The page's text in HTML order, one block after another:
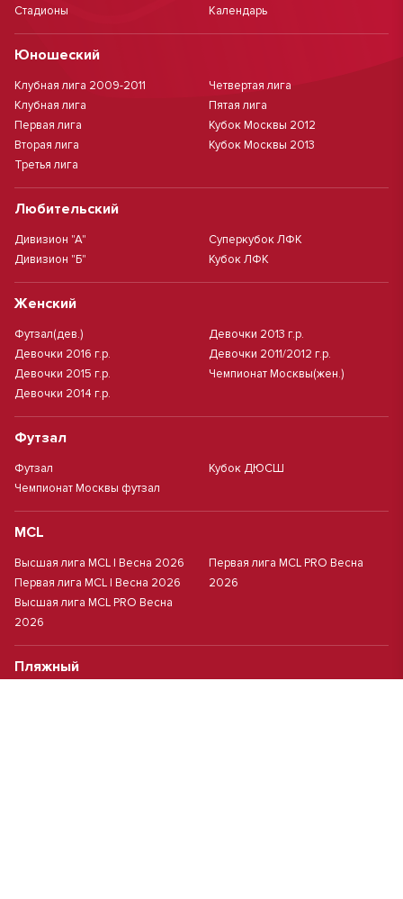
Стадионы
Календарь
Юношеский
Клубная лига 2009-2011
Клубная лига
Первая лига
Вторая лига
Третья лига
Четвертая лига
Пятая лига
Кубок Москвы 2012
Кубок Москвы 2013
Любительский
Дивизион "А"
Дивизион "Б"
Суперкубок ЛФК
Кубок ЛФК
Женский
Футзал(дев.)
Девочки 2016 г.р.
Девочки 2015 г.р.
Девочки 2014 г.р.
Девочки 2013 г.р.
Девочки 2011/2012 г.р.
Чемпионат Москвы(жен.)
Футзал
Футзал
Чемпионат Москвы футзал
Кубок ДЮСШ
MCL
Высшая лига MCL | Весна 2026
Первая лига MCL | Весна 2026
Высшая лига MCL PRO Весна
2026
Первая лига MCL PRO Весна
2026
Пляжный